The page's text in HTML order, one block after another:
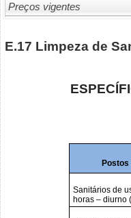
Preços vigentes
E.17 Limpeza de
Sanitários de
horas – diurno